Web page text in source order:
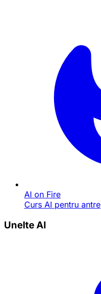
AI on Fire
Curs AI pentru
Unelte AI